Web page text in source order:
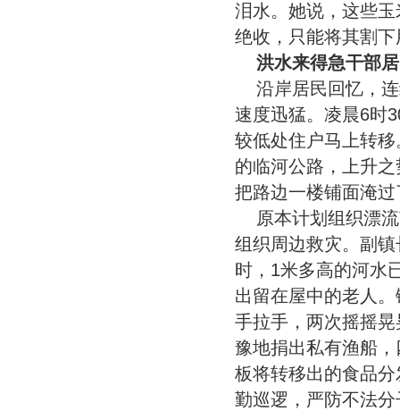
泪水。她说，这些
绝收，只能将其割
洪水来得急干部
沿岸居民回忆，
速度迅猛。凌晨6时
较低处住户马上转
的临河公路，上升
把路边一楼铺面淹
原本计划组织漂
组织周边救灾。副
时，1米多高的河水
出留在屋中的老人
手拉手，两次摇摇
豫地捐出私有渔船
板将转移出的食品
勤巡逻，严防不法